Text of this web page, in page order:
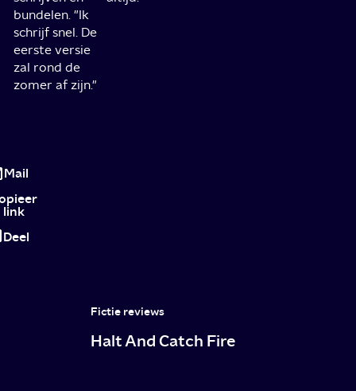
bundelen. "Ik
schrijf snel. De
eerste versie
zal rond de
zomer af zijn."
blijf
schrijven,
altijd"
Mail
link
Deel
Fictie reviews
Halt And Catch Fire